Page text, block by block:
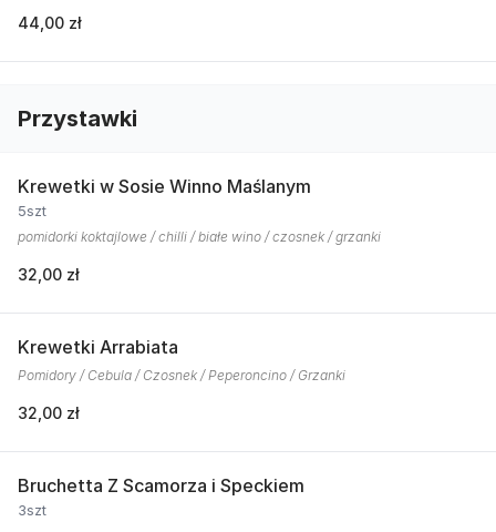
44,00 zł
Przystawki
Krewetki w Sosie Winno Maślanym
5szt
pomidorki koktajlowe / chilli / białe wino / czosnek / grzanki
32,00 zł
Krewetki Arrabiata
Pomidory / Cebula / Czosnek / Peperoncino / Grzanki
32,00 zł
Bruchetta Z Scamorza i Speckiem
3szt